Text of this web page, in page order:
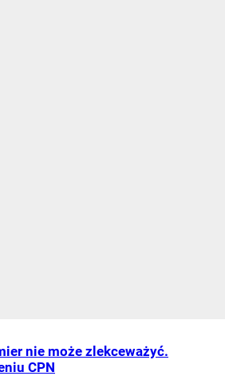
nie może zlekceważyć.
CPN